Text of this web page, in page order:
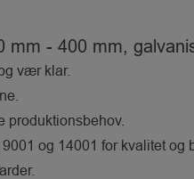
- 400 mm,
vær klar.
produktionsbehov.
og 14001 for kvalitet og